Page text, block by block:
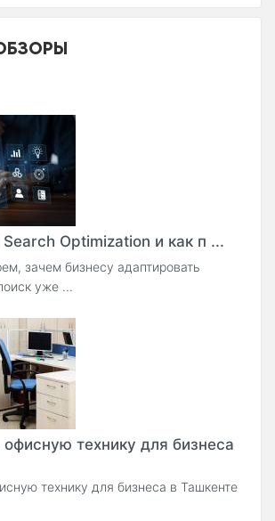
Optimization и как п ...
зачем бизнесу адаптировать
уже ...
технику для бизнеса
технику для бизнеса в Ташкенте